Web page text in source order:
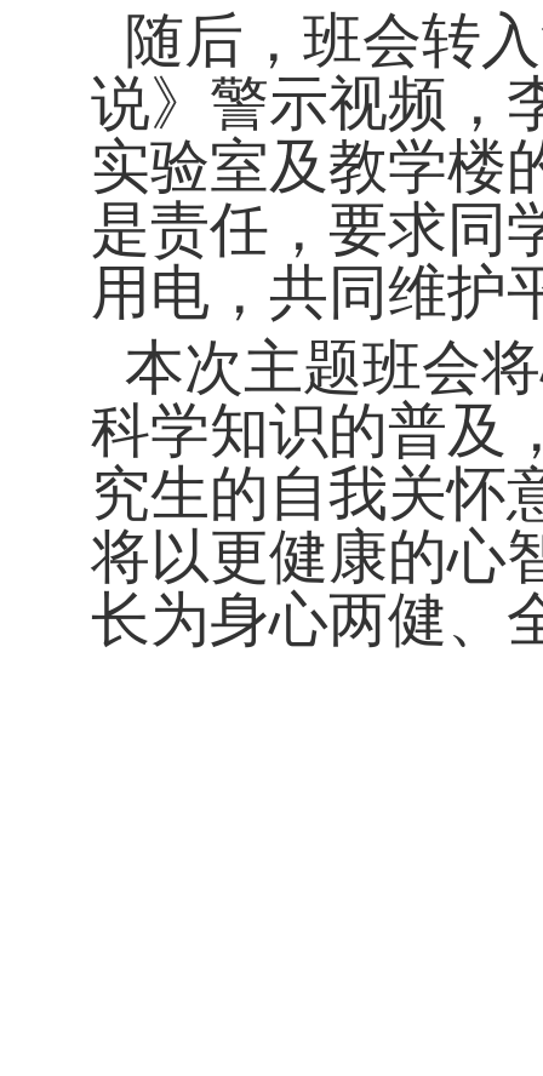
随后，班会转
说》警示视频，
实验室及教学楼
是责任，要求同
用电，共同维护
本次主题班会
科学知识的普及
究生的自我关怀
将以更健康的心
长为身心两健、